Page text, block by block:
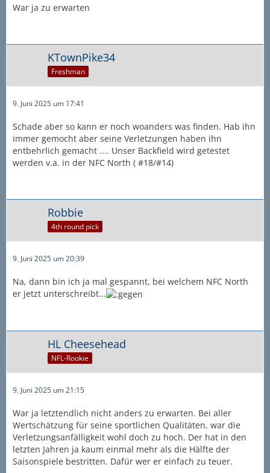
War ja zu erwarten
KTownPike34
Freshman
9. Juni 2025 um 17:41
Schade aber so kann er noch woanders was finden. Hab ihn
immer gemocht aber seine Verletzungen haben ihn
entbehrlich gemacht .... Unser Backfield wird getestet
werden v.a. in der NFC North ( #18/#14)
Robbie
4th round pick
9. Juni 2025 um 20:39
Na, dann bin ich ja mal gespannt, bei welchem NFC North
er jetzt unterschreibt...
HL Cheesehead
NFL-Rookie
9. Juni 2025 um 21:15
War ja letztendlich nicht anders zu erwarten. Bei aller
Wertschätzung für seine sportlichen Qualitäten, war die
Verletzungsanfälligkeit wohl doch zu hoch. Der hat in den
letzten Jahren ja kaum einmal mehr als die Hälfte der
Saisonspiele bestritten. Dafür wer er einfach zu teuer.